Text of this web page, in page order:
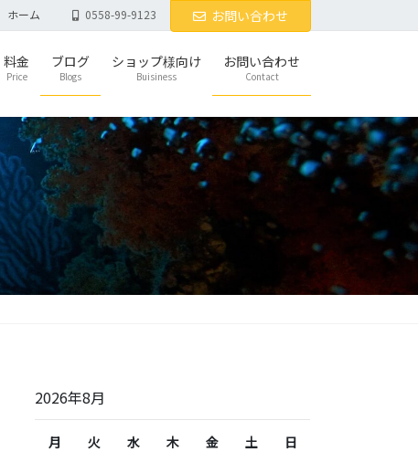
ホーム 0558-99-9123 お問い合わせ
料金
Price
ブログ
Blogs
ショップ様向け
Buisiness
お問い合わせ
Contact
2026年8月
月 火 水 木 金 土 日